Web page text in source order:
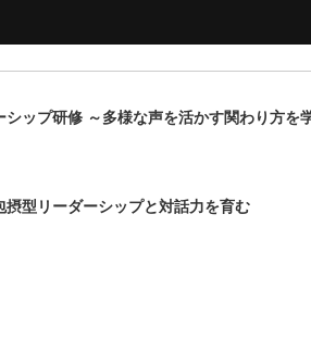
シップ研修 ～多様な声を活かす関わり方を
摂型リーダーシップと対話力を育む